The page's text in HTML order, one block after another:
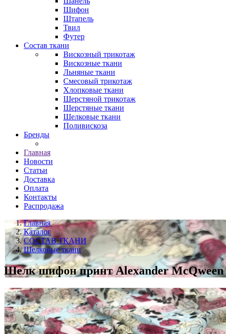
Шифон
Штапель
Твил
Футер
Состав ткани
Вискозный трикотаж
Вискозные ткани
Льняные ткани
Смесовый трикотаж
Хлопковые ткани
Шерстяной трикотаж
Шерстяные ткани
Шелковые ткани
Поливискоза
Бренды
Главная
Новости
Статьи
Доставка
Оплата
Контакты
Распродажа
Главная
Каталог
СОСТАВ ТКАНИ
Шелковые ткани
Шелк шифон принт Alexander McQween